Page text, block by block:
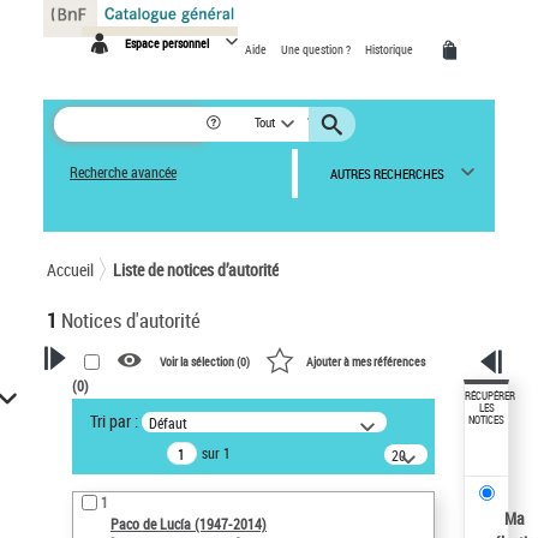
Espace personnel Aide Une question ? Historique
Tout
Recherche avancée AUTRES RECHERCHES
Accueil Liste de notices d’autorité
1 Notices d'autorité
VOTRE RECHERCHE
Recherche avancée dans les
notices d’autorité
Œuvres liées à l'auteur :
Paco de Lucía (1947-2014)
Voir la sélection (0) Ajouter à mes références
(0)
Tri par : Défaut
sur 1
20
résultats/page
1
Paco de Lucía (1947-2014)
RÉCUPÉRER
LES
NOTICES
Ma
Panneau de gestion des cookies